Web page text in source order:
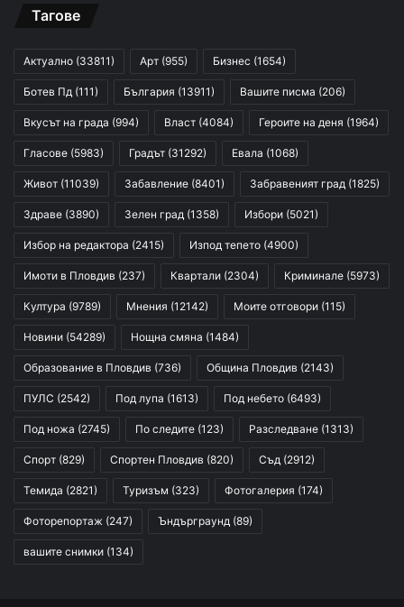
Тагове
Актуално (33811) Арт (955) Бизнес (1654)
Ботев Пд (111) България (13911) Вашите писма (206)
Вкусът на града (994) Власт (4084) Героите на деня (1964)
Гласове (5983) Градът (31292) Евала (1068)
Живот (11039) Забавление (8401) Забравеният град (1825)
Здраве (3890) Зелен град (1358) Избори (5021)
Избор на редактора (2415) Изпод тепето (4900)
Имоти в Пловдив (237) Квартали (2304) Криминале (5973)
Култура (9789) Мнения (12142) Моите отговори (115)
Новини (54289) Нощна смяна (1484)
Образование в Пловдив (736) Община Пловдив (2143)
ПУЛС (2542) Под лупа (1613) Под небето (6493)
Под ножа (2745) По следите (123) Разследване (1313)
Спорт (829) Спортен Пловдив (820) Съд (2912)
Темида (2821) Туризъм (323) Фотогалерия (174)
Фоторепортаж (247) Ъндърграунд (89)
вашите снимки (134)